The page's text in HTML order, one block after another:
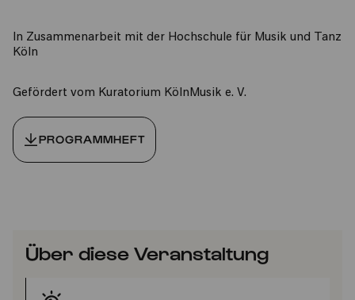
In Zusammenarbeit mit der Hochschule für Musik und Tanz
Köln
Gefördert vom Kuratorium KölnMusik e. V.
PROGRAMMHEFT
Über diese Veranstaltung